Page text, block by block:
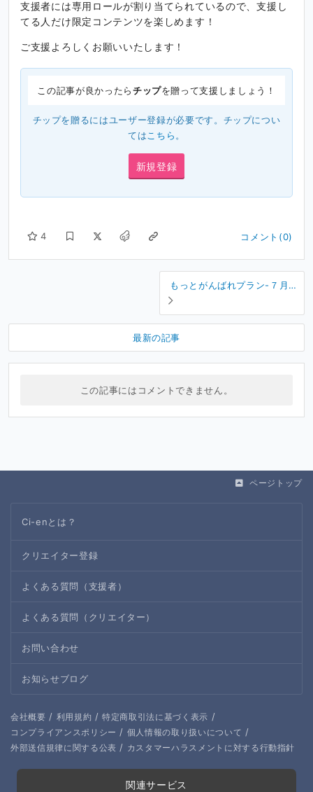
支援者には専用ロールが割り当てられているので、支援し
てる人だけ限定コンテンツを楽しめます！
ご支援よろしくお願いいたします！
この記事が良かったらチップを贈って支援しましょう！
チップを贈るにはユーザー登録が必要です。チップについ
てはこちら。
新規登録
4 コメント(0)
もっとがんばれプラン-７月の
最新の記事
この記事にはコメントできません。
ページトップ
Ci-enとは？
クリエイター登録
よくある質問（支援者）
よくある質問（クリエイター）
お問い合わせ
お知らせブログ
会社概要 / 利用規約 / 特定商取引法に基づく表示 /
コンプライアンスポリシー / 個人情報の取り扱いについて /
外部送信規律に関する公表 / カスタマーハラスメントに対する行動指針
関連サービス